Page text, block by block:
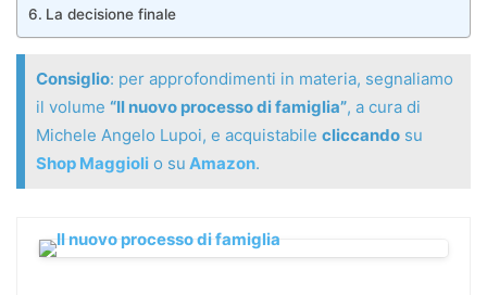
La decisione finale
Consiglio: per approfondimenti in materia, segnaliamo
il volume “Il nuovo processo di famiglia”, a cura di
Michele Angelo Lupoi, e acquistabile cliccando su
Shop Maggioli o su Amazon.